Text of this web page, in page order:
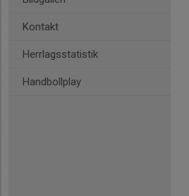
Kontakt
Herrlagsstatistik
Handbollplay